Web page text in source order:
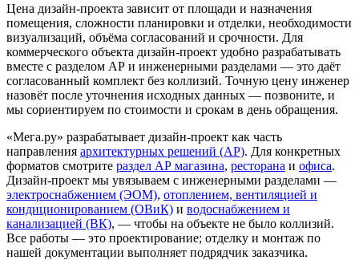
Цена дизайн-проекта зависит от площади и назначения
помещения, сложности планировки и отделки, необходимости
визуализаций, объёма согласований и срочности. Для
коммерческого объекта дизайн-проект удобно разрабатывать
вместе с разделом АР и инженерными разделами — это даёт
согласованный комплект без коллизий. Точную цену инженер
назовёт после уточнения исходных данных — позвоните, и
мы сориентируем по стоимости и срокам в день обращения.
«Мега.ру» разрабатывает дизайн-проект как часть
направления архитектурных решений (АР). Для конкретных
форматов смотрите раздел АР магазина, ресторана и офиса.
Дизайн-проект мы увязываем с инженерными разделами —
электроснабжением (ЭОМ), отоплением, вентиляцией и
кондиционированием (ОВиК) и водоснабжением и
канализацией (ВК), — чтобы на объекте не было коллизий.
Все работы — это проектирование; отделку и монтаж по
нашей документации выполняет подрядчик заказчика.